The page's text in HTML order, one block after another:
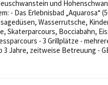
und
Das Erlebnisbad „Aquarosa“
Wasserrutsche,
Skaterparcours, Bocciabahn,
- 3 Grillplätze -
3 Jahre, zeitweise Betreuung -